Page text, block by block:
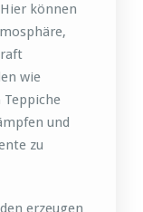
können
wie
und
zu
erzeugen